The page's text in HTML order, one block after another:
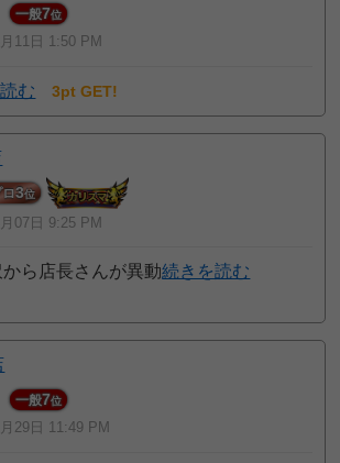
一般7位
11日 1:50 PM
む 3pt GET!
ロ3位
07日 9:25 PM
ら店長さんが異動続きを読む
一般7位
29日 11:49 PM